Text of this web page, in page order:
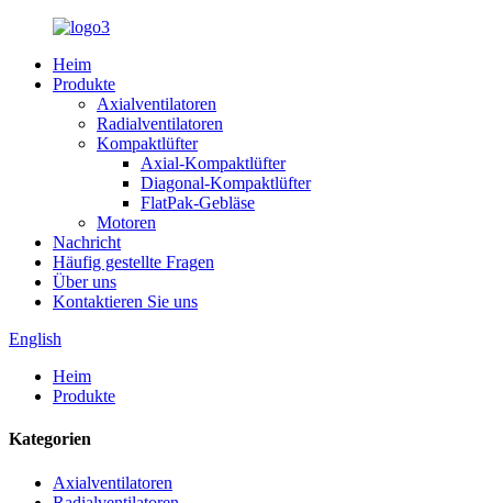
Heim
Produkte
Axialventilatoren
Radialventilatoren
Kompaktlüfter
Axial-Kompaktlüfter
Diagonal-Kompaktlüfter
FlatPak-Gebläse
Motoren
Nachricht
Häufig gestellte Fragen
Über uns
Kontaktieren Sie uns
English
Heim
Produkte
Kategorien
Axialventilatoren